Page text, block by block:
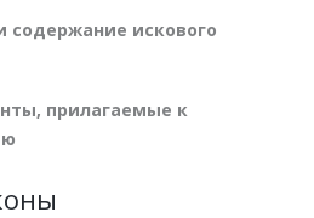
содержание искового
прилагаемые к